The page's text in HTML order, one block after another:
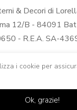
& Decori di
12/B - 84091
- R.E.A. SA-
i cookie per
Ok, grazie!
0